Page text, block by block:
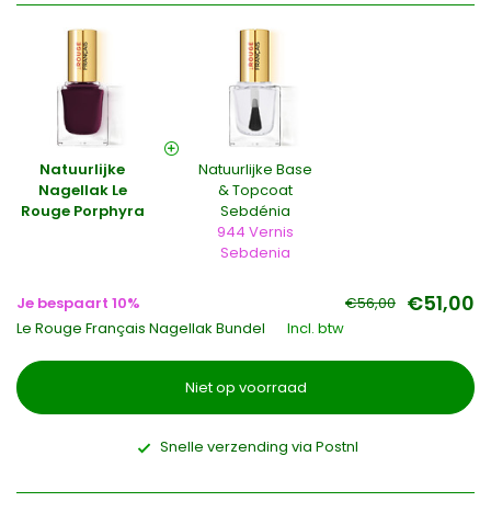
Natuurlijke
Nagellak Le
Rouge Porphyra
Natuurlijke Base
& Topcoat
Sebdénia
944 Vernis
Sebdenia
Je bespaart 10% €56,00 €51,00
Le Rouge Français Nagellak Bundel Incl. btw
Niet op voorraad
Snelle verzending via Postnl